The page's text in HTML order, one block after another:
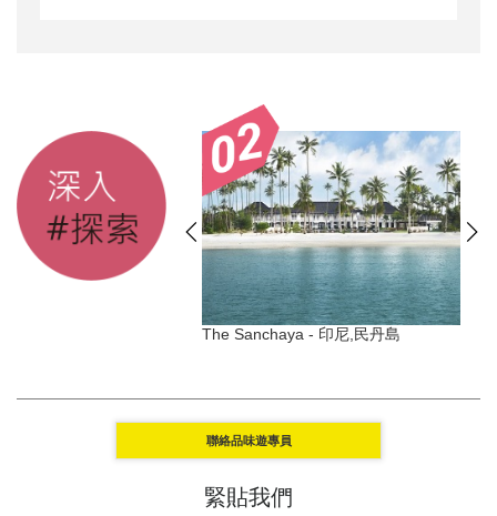
The Sanchaya - 印尼,民丹島
聯絡品味遊專員
緊貼我們